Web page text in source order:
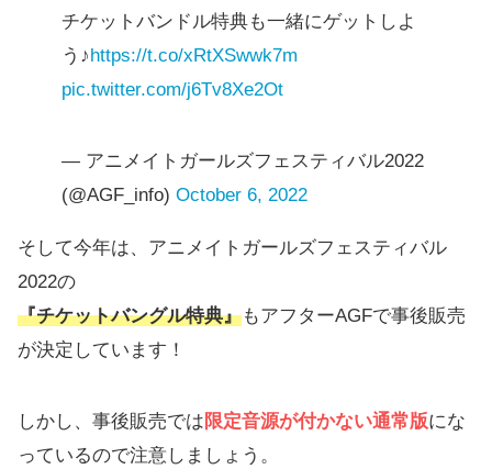
チケットバンドル特典も一緒にゲットしよ
う♪ https://t.co/xRtXSwwk7m
pic.twitter.com/j6Tv8Xe2Ot
— アニメイトガールズフェスティバル2022
(@AGF_info) October 6, 2022
そして今年は、アニメイトガールズフェスティバル
2022の
『チケットバングル特典』もアフターAGFで事後販売
が決定しています！
しかし、事後販売では 限定音源が付かない通常版にな
っているので注意しましょう。